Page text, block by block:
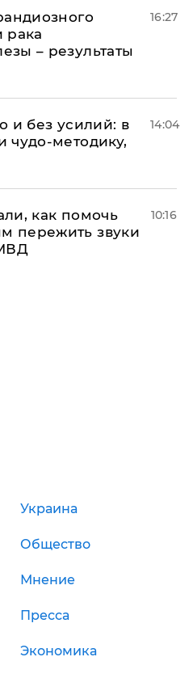
рака
– результаты
16:27
и без усилий: в
чудо-методику,
14:04
как помочь
пережить звуки
10:16
Украина
Общество
Мнение
Пресса
Экономика